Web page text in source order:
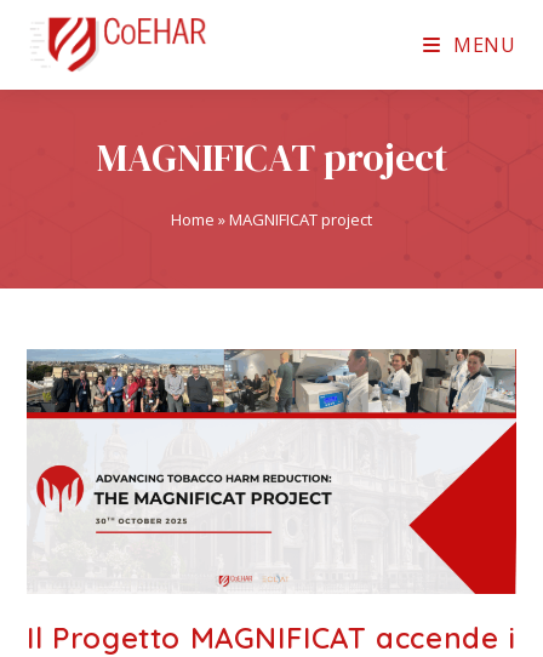
MENU
MAGNIFICAT project
Home »MAGNIFICAT project
Il Progetto MAGNIFICAT accende i